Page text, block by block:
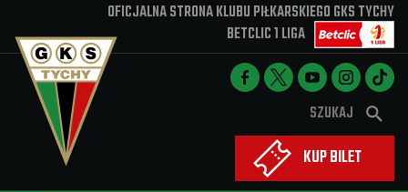
OFICJALNA STRONA KLUBU PIŁKARSKIEGO GKS TYCHY
BETCLIC 1 LIGA
KUP BILET
Aktualności
Nabory
Sponsorzy